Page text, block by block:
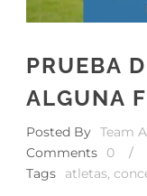
PRUEBA
ALGUNA
Posted By Team
Comments
0
/
Tags
atletas,